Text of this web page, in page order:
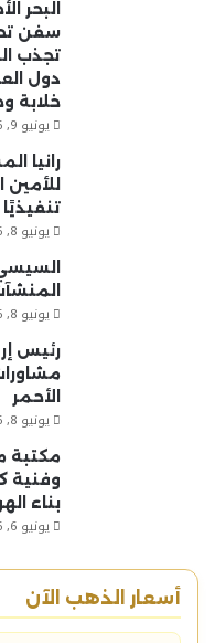
سفن
تجذب
دول
خلابة
يونيو 9, 2026
رانيا
للأمين
يونيو 8, 2026
يونيو 8, 2026
رئيس
الأحمر
يونيو 8, 2026
مكتبة
وفنية
بناء
يونيو 6, 2026
أسعار الذهب الآن